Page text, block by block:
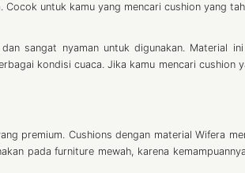
Cocok untuk kamu yang mencari cushion yang
sangat nyaman untuk digunakan. Material
kondisi cuaca. Jika kamu mencari cushion
premium. Cushions dengan material Wifera
pada furniture mewah, karena